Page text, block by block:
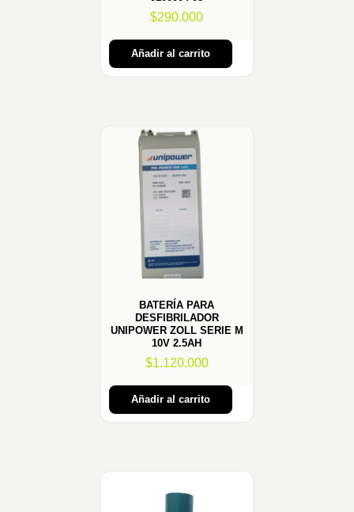
$290.000
Añadir al carrito
BATERÍA PARA
DESFIBRILADOR
UNIPOWER ZOLL SERIE M
10V 2.5AH
$1.120.000
Añadir al carrito